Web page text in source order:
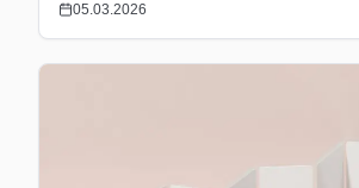
05.03.2026